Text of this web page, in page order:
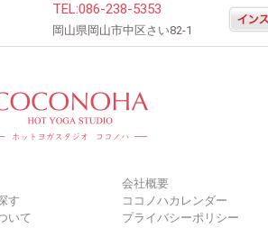
TEL:086-238-5353
岡山県岡山市中区さい82-1
す
いて
会社概要
ココノハカレンダー
プライバシーポリシー